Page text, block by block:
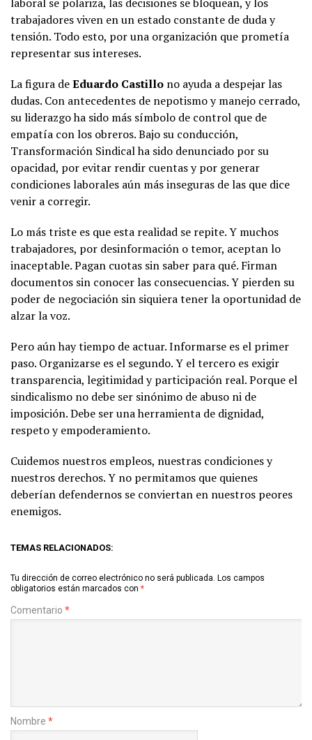
trabajadores viven en un estado constante de duda y
tensión. Todo esto, por una organización que prometía
representar sus intereses.
La figura deEduardo Castillo no ayuda a despejar las
dudas. Con antecedentes de nepotismo y manejo cerrado,
su liderazgo ha sido más símbolo de control que de
empatía con los obreros. Bajo su conducción,
Transformación Sindical ha sido denunciado por su
opacidad, por evitar rendir cuentas y por generar
condiciones laborales aún más inseguras de las que dice
venir a corregir.
Lo más triste es que esta realidad se repite. Y muchos
trabajadores, por desinformación o temor, aceptan lo
inaceptable. Pagan cuotas sin saber para qué. Firman
documentos sin conocer las consecuencias. Y pierden su
poder de negociación sin siquiera tener la oportunidad de
alzar la voz.
Pero aún hay tiempo de actuar. Informarse es el primer
paso. Organizarse es el segundo. Y el tercero es exigir
transparencia, legitimidad y participación real. Porque el
sindicalismo no debe ser sinónimo de abuso ni de
imposición. Debe ser una herramienta de dignidad,
respeto y empoderamiento.
Cuidemos nuestros empleos, nuestras condiciones y
nuestros derechos. Y no permitamos que quienes
deberían defendernos se conviertan en nuestros peores
enemigos.
TEMAS RELACIONADOS:
Tu dirección de correo electrónico no será publicada. Los campos
obligatorios están marcados con *
Comentario *
Nombre *